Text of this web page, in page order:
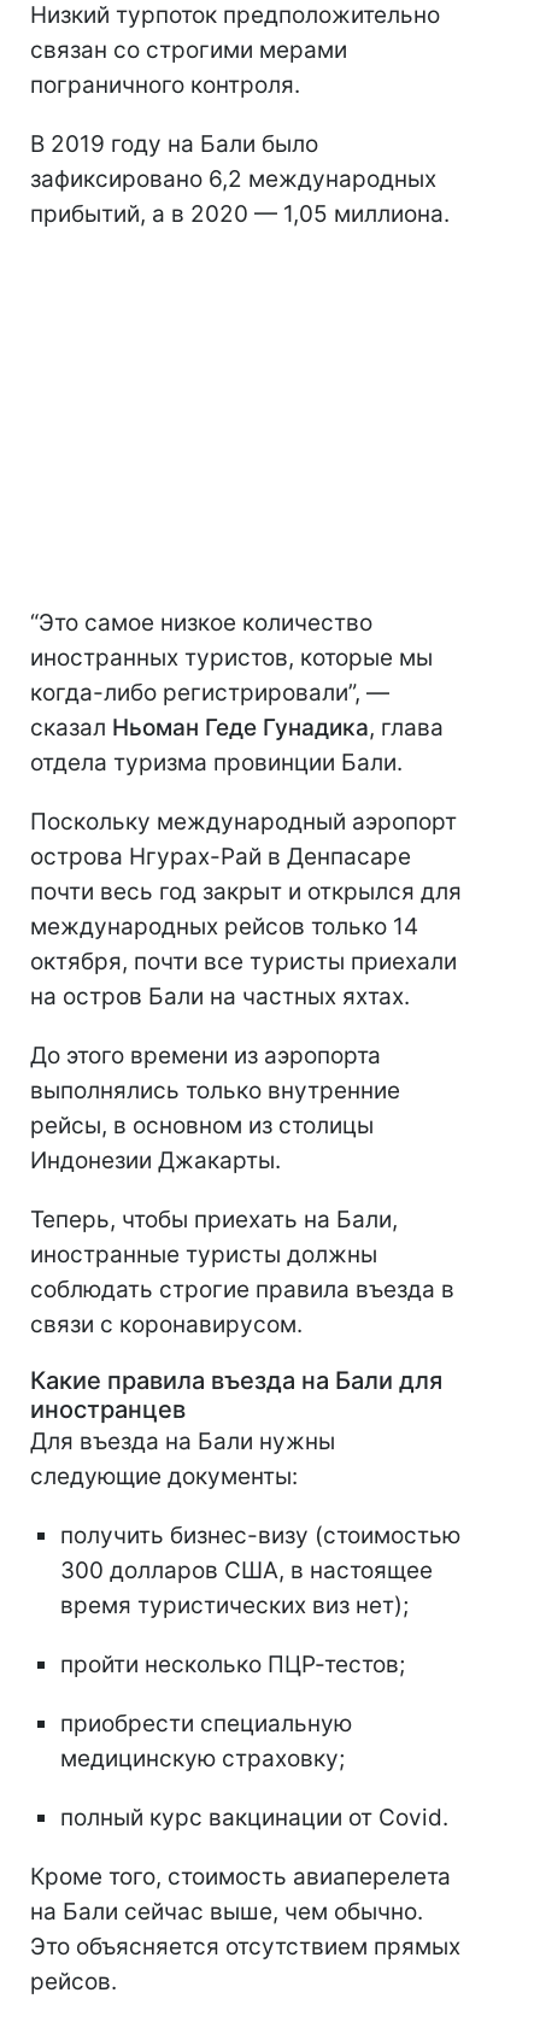
Низкий турпоток предположительно
связан со строгими мерами
пограничного контроля.
В 2019 году на Бали было
зафиксировано 6,2 международных
прибытий, а в 2020 — 1,05 миллиона.
“Это самое низкое количество
иностранных туристов, которые мы
когда-либо регистрировали”, —
сказал Ньоман Геде Гунадика, глава
отдела туризма провинции Бали.
Поскольку международный аэропорт
острова Нгурах-Рай в Денпасаре
почти весь год закрыт и открылся для
международных рейсов только 14
октября, почти все туристы приехали
на остров Бали на частных яхтах.
До этого времени из аэропорта
выполнялись только внутренние
рейсы, в основном из столицы
Индонезии Джакарты.
Теперь, чтобы приехать на Бали,
иностранные туристы должны
соблюдать строгие правила въезда в
связи с коронавирусом.
Какие правила въезда на Бали для
иностранцев
Для въезда на Бали нужны
следующие документы:
получить бизнес-визу (стоимостью
300 долларов США, в настоящее
время туристических виз нет);
пройти несколько ПЦР-тестов;
приобрести специальную
медицинскую страховку;
полный курс вакцинации от Covid.
Кроме того, стоимость авиаперелета
на Бали сейчас выше, чем обычно.
Это объясняется отсутствием прямых
рейсов.